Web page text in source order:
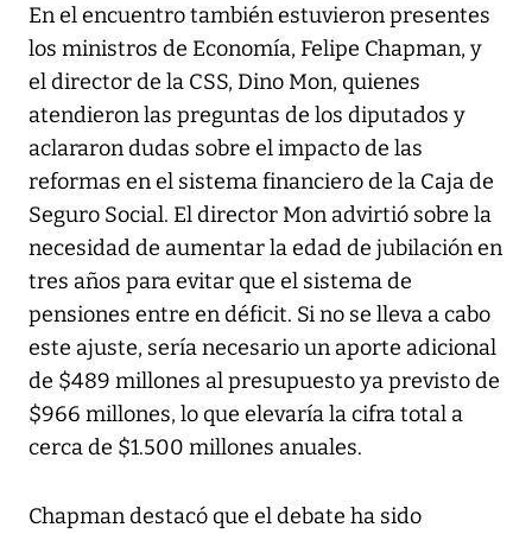
En el encuentro también estuvieron presentes
los ministros de Economía, Felipe Chapman, y
el director de la CSS, Dino Mon, quienes
atendieron las preguntas de los diputados y
aclararon dudas sobre el impacto de las
reformas en el sistema financiero de la Caja de
Seguro Social. El director Mon advirtió sobre la
necesidad de aumentar la edad de jubilación en
tres años para evitar que el sistema de
pensiones entre en déficit. Si no se lleva a cabo
este ajuste, sería necesario un aporte adicional
de $489 millones al presupuesto ya previsto de
$966 millones, lo que elevaría la cifra total a
cerca de $1.500 millones anuales.
Chapman destacó que el debate ha sido